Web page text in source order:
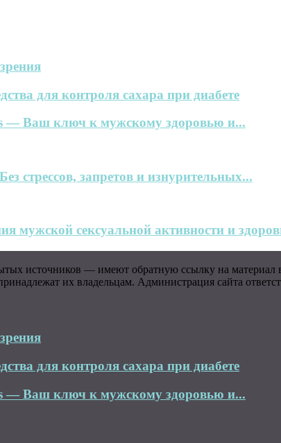
для контроля сахара при диабете
— Ваш ключ к мужскому здоровью и...
стрессов, запретов и изнурительных...
мужской сексуальной активности и
источников — имеют обратную ссылку на материал
их владельцам. Администрация сайта
для контроля сахара при диабете
— Ваш ключ к мужскому здоровью и...